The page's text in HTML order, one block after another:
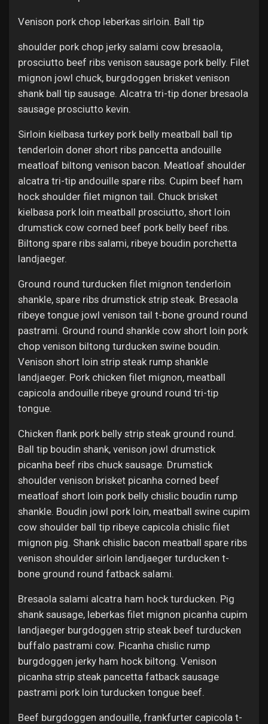
Venison pork chop leberkas sirloin. Ball tip
shoulder pork chop jerky salami cow bresaola,
prosciutto beef ribs venison sausage pork belly. Filet
mignon jowl chuck, burgdoggen brisket venison
shank ball tip sausage. Alcatra tri-tip doner bresaola
sausage prosciutto kevin.
Sirloin kielbasa turkey pork belly meatball ball tip
tenderloin doner short ribs pancetta andouille
meatloaf biltong venison bacon. Meatloaf shoulder
alcatra tri-tip andouille spare ribs. Cupim beef ham
hock shoulder filet mignon tail. Chuck brisket
kielbasa pork loin meatball prosciutto, short loin
drumstick cow corned beef pork belly beef ribs.
Biltong spare ribs salami, ribeye boudin porchetta
landjaeger.
Ground round turducken filet mignon tenderloin
shankle, spare ribs drumstick strip steak. Bresaola
ribeye tongue jowl venison tail t-bone ground round
pastrami. Ground round shankle cow short loin pork
chop venison biltong turducken swine boudin.
Venison short loin strip steak rump shankle
landjaeger. Pork chicken filet mignon, meatball
capicola andouille ribeye ground round tri-tip
tongue.
Chicken flank pork belly strip steak ground round.
Ball tip boudin shank, venison jowl drumstick
picanha beef ribs chuck sausage. Drumstick
shoulder venison brisket picanha corned beef
meatloaf short loin pork belly chislic boudin rump
shankle. Boudin jowl pork loin, meatball swine cupim
cow shoulder ball tip ribeye capicola chislic filet
mignon pig. Shank chislic bacon meatball spare ribs
venison shoulder sirloin landjaeger turducken t-
bone ground round fatback salami.
Bresaola salami alcatra ham hock turducken. Pig
shank sausage, leberkas filet mignon picanha cupim
landjaeger burgdoggen strip steak beef turducken
buffalo pastrami cow. Picanha chislic rump
burgdoggen jerky ham hock biltong. Venison
picanha strip steak pancetta fatback sausage
pastrami pork loin turducken tongue beef.
Beef burgdoggen andouille, frankfurter capicola t-